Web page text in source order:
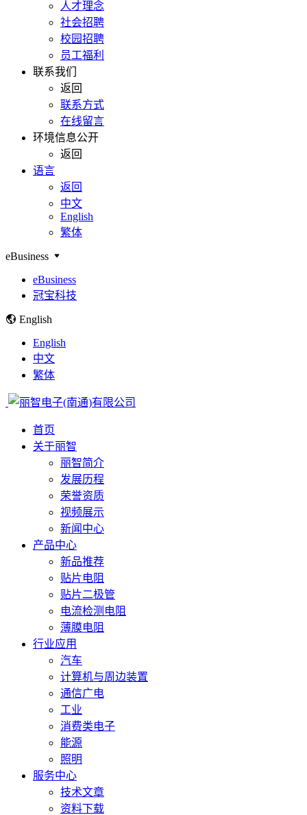
人才理念
社会招聘
校园招聘
员工福利
联系我们
返回
联系方式
在线留言
环境信息公开
返回
语言
返回
中文
English
繁体
eBusiness
eBusiness
冠宝科技
English
English
中文
繁体
首页
关于丽智
丽智简介
发展历程
荣誉资质
视频展示
新闻中心
产品中心
新品推荐
贴片电阻
贴片二极管
电流检测电阻
薄膜电阻
行业应用
汽车
计算机与周边装置
通信广电
工业
消费类电子
能源
照明
服务中心
技术文章
资料下载